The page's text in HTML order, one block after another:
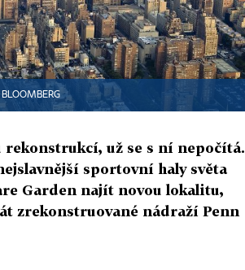
BLOOMBERG
už se s ní nepočítá.
sportovní haly světa
Garden najít novou lokalitu,
zrekonstruované nádraží Penn